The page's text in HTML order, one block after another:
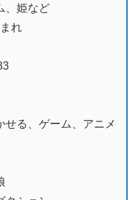
、姫など
れ
せる、ゲーム、アニメ